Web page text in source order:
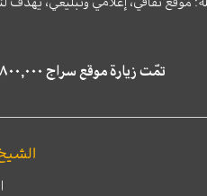
تمّت زيارة موقع سراج ٤,٨٠٠,٠٠٠ مرة خلال الستة أشهر الماضية، كما ظهر في نتائج البحث في محركات البحث٢٢,٢٩٠,٠٠٠ مرّة.